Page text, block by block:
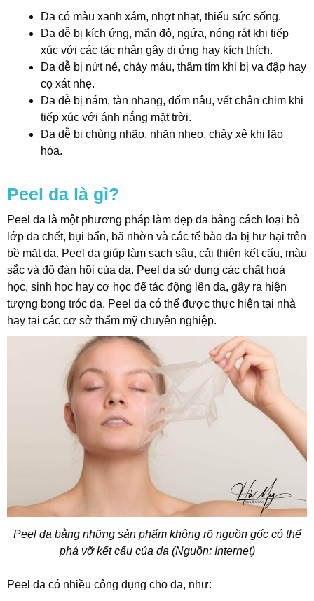
Da có màu xanh xám, nhợt nhạt, thiếu sức sống.
Da dễ bị kích ứng, mẩn đỏ, ngứa, nóng rát khi tiếp
xúc với các tác nhân gây dị ứng hay kích thích.
Da dễ bị nứt nẻ, chảy máu, thâm tím khi bị va đập hay
cọ xát nhẹ.
Da dễ bị nám, tàn nhang, đốm nâu, vết chân chim khi
tiếp xúc với ánh nắng mặt trời.
Da dễ bị chùng nhão, nhăn nheo, chảy xệ khi lão
hóa.
Peel da là gì?
Peel da là một phương pháp làm đẹp da bằng cách loại bỏ
lớp da chết, bụi bẩn, bã nhờn và các tế bào da bị hư hại trên
bề mặt da. Peel da giúp làm sạch sâu, cải thiện kết cấu, màu
sắc và độ đàn hồi của da. Peel da sử dụng các chất hoá
học, sinh học hay cơ học để tác động lên da, gây ra hiện
tượng bong tróc da. Peel da có thể được thực hiện tại nhà
hay tại các cơ sở thẩm mỹ chuyên nghiệp.
Peel da bằng những sản phẩm không rõ nguồn gốc có thể
phá vỡ kết cấu của da (Nguồn: Internet)
Peel da có nhiều công dụng cho da, như: